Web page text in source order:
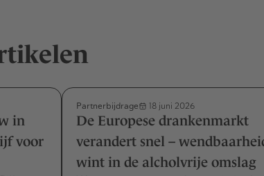
in
voor
Partnerbijdrage 18 juni 2026
De Europese drankenmarkt
verandert snel –
wint in de alcholvrije omslag